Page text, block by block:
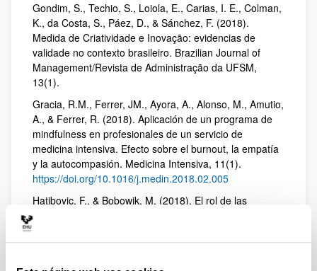
Gondim, S., Techio, S., Loiola, E., Carias, I. E., Colman,
K., da Costa, S., Páez, D., & Sánchez, F. (2018).
Medida de Criatividade e Inovação: evidencias de
validade no contexto brasileiro. Brazilian Journal of
Management/Revista de Administração da UFSM,
13(1).
Gracia, R.M., Ferrer, JM., Ayora, A., Alonso, M., Amutio,
A., & Ferrer, R. (2018). Aplicación de un programa de
mindfulness en profesionales de un servicio de
medicina intensiva. Efecto sobre el burnout, la empatía
y la autocompasión. Medicina Intensiva, 11(1).
https://doi.org/10.1016/j.medin.2018.02.005
Hatibovic, F., & Bobowik, M. (2018). El rol de las
emociones positivas en los conflictos intergrupales: el
Latinoamericana de Psicología Positiva, 4, 10-22.
Martínez-Zelaya, G., Bilbao, M., Costa, D. & da Costa,